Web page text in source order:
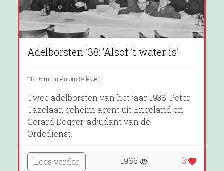
Adelborsten ’38: ‘Alsof ’t water is’
TB · 6 minuten om te lezen
Twee adelborsten van het jaar 1938: Peter
Tazelaar, geheim agent uit Engeland en
Gerard Dogger, adjudant van de
Ordedienst.
Lees verder 1986 3